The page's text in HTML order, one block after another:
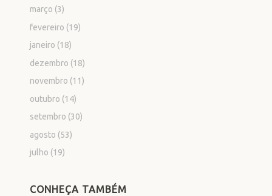
março (3)
fevereiro (19)
janeiro (18)
dezembro (18)
novembro (11)
outubro (14)
setembro (30)
agosto (53)
julho (19)
CONHEÇA TAMBÉM